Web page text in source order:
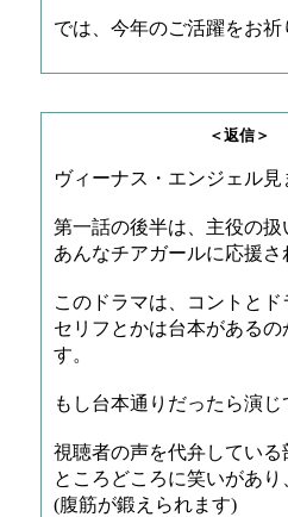
では、今年のご活躍をお
＜返信＞ ヵヮィィ
ヴィーナス・エンジェル見
第一話の後半は、主役の
あんなチアガールに応援
このドラマは、コントと
セリフとかは台本がある
す。
もし台本通りだったら演
視聴者の声を代弁してい
ところどころに笑いがあ
(腹筋が鍛えられます)